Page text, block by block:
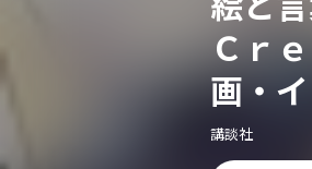
Ｃｒ
画・
ュー・
講談社